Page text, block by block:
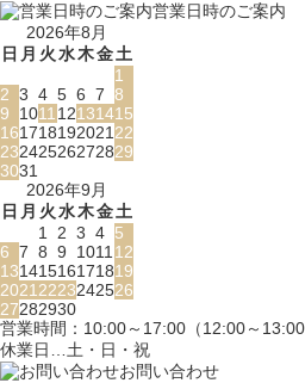
営業日時のご案内
2026年8月
日 月 火水木金土
1
2 3 4 5 6 7 8
9
101112131415
16171819202122
23242526272829
3031
2026年9月
日 月 火水木金土
1 2 3 4 5
6 7 8 9 101112
13141516171819
20212223242526
27282930
営業時間：10:00～17:00（12:00～13:00
休業日…土・日・祝
お問い合わせ